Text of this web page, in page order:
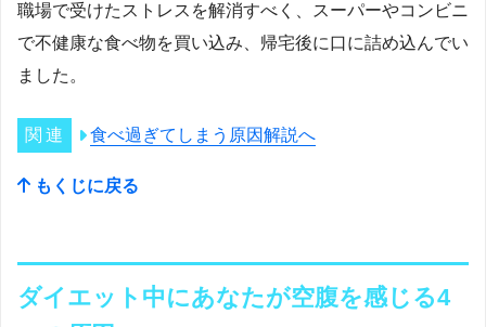
職場で受けたストレスを解消すべく、スーパーやコンビニ
で不健康な食べ物を買い込み、帰宅後に口に詰め込んでい
ました。
食べ過ぎてしまう原因解説へ
もくじに戻る
ダイエット中にあなたが空腹を感じる4